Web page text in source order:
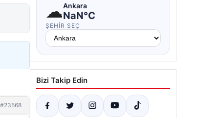
#23568
☁Ankara
NaN°C
ŞEHIR SEÇ
Bizi Takip Edin